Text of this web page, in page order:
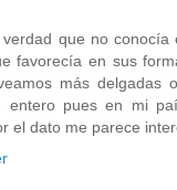
verdad que no conocía
favorecía en sus
más delgadas
entero pues en mi
el dato me parece